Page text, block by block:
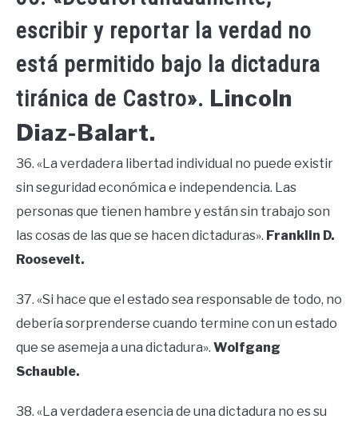
escribir y reportar la verdad no
está permitido bajo la dictadura
tiránica de Castro». Lincoln
Diaz-Balart.
36. «La verdadera libertad individual no puede existir
sin seguridad económica e independencia. Las
personas que tienen hambre y están sin trabajo son
las cosas de las que se hacen dictaduras». Franklin D.
Roosevelt.
37. «Si hace que el estado sea responsable de todo, no
debería sorprenderse cuando termine con un estado
que se asemeja a una dictadura». Wolfgang
Schauble.
38. «La verdadera esencia de una dictadura no es su